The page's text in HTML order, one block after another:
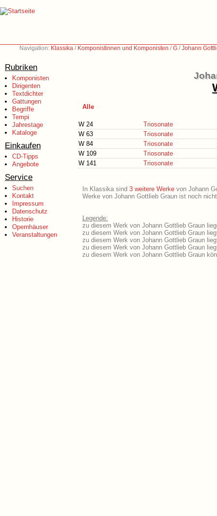
Navigation: Klassika / Komponistinnen und Komponisten /G /Johann
Rubriken
Komponisten
Dirigenten
Textdichter
Gattungen
Begriffe
Tempi
Jahrestage
Kataloge
Einkaufen
CD-Tipps
Angebote
Service
Suchen
Kontakt
Impressum
Datenschutz
Historie
Opernhäuser
Veranstaltungen
Alle
W 24
Triosonate
W 63
Triosonate
W 84
Triosonate
W 109
Triosonate
W 141
Triosonate
In Klassika sind 3 weitere Werke von Johann
Werke von Johann Gottlieb Graun ist noch
Legende:
zu diesem Werk von Johann Gottlieb Graun
zu diesem Werk von Johann Gottlieb Graun
zu diesem Werk von Johann Gottlieb Graun
zu diesem Werk von Johann Gottlieb Graun
zu diesem Werk von Johann Gottlieb Graun